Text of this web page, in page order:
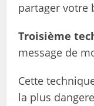
partager votre
Troisième
message de
Cette
la plus